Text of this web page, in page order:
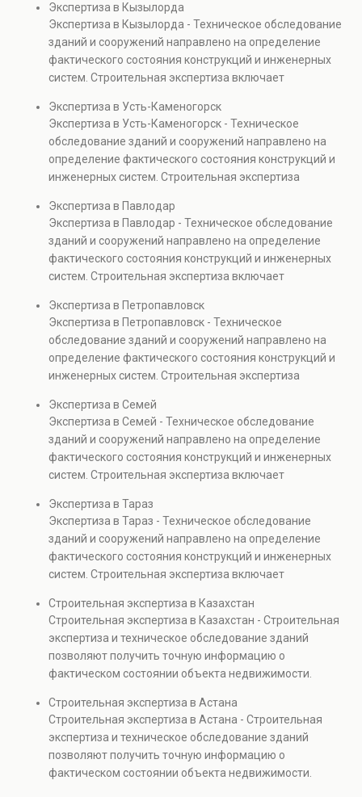
элементов и оценку эксплуатационной безопасности.
Услуга востребована при покупке недвижимости,
капитальном ремонте и реконструкции объектов, а
также при судебных разбирательствах и технических
проверках.
Экспертиза в Кызылорда
Экспертиза в Кызылорда - Техническое обследование
зданий и сооружений направлено на определение
фактического состояния конструкций и инженерных
систем. Строительная экспертиза включает
элементов и оценку эксплуатационной безопасности.
Услуга востребована при покупке недвижимости,
капитальном ремонте и реконструкции объектов, а
также при судебных разбирательствах и технических
проверках.
Экспертиза в Усть-Каменогорск
Экспертиза в Усть-Каменогорск - Техническое
обследование зданий и сооружений направлено на
определение фактического состояния конструкций и
инженерных систем. Строительная экспертиза
прочности элементов и оценку эксплуатационной
безопасности. Услуга востребована при покупке
недвижимости, капитальном ремонте и реконструкции
объектов, а также при судебных разбирательствах и
технических проверках.
Экспертиза в Павлодар
Экспертиза в Павлодар - Техническое обследование
зданий и сооружений направлено на определение
фактического состояния конструкций и инженерных
систем. Строительная экспертиза включает
элементов и оценку эксплуатационной безопасности.
Услуга востребована при покупке недвижимости,
капитальном ремонте и реконструкции объектов, а
также при судебных разбирательствах и технических
проверках.
Экспертиза в Петропавловск
Экспертиза в Петропавловск - Техническое
обследование зданий и сооружений направлено на
определение фактического состояния конструкций и
инженерных систем. Строительная экспертиза
прочности элементов и оценку эксплуатационной
безопасности. Услуга востребована при покупке
недвижимости, капитальном ремонте и реконструкции
объектов, а также при судебных разбирательствах и
технических проверках.
Экспертиза в Семей
Экспертиза в Семей - Техническое обследование
зданий и сооружений направлено на определение
фактического состояния конструкций и инженерных
систем. Строительная экспертиза включает
элементов и оценку эксплуатационной безопасности.
Услуга востребована при покупке недвижимости,
капитальном ремонте и реконструкции объектов, а
также при судебных разбирательствах и технических
проверках.
Экспертиза в Тараз
Экспертиза в Тараз - Техническое обследование
зданий и сооружений направлено на определение
фактического состояния конструкций и инженерных
систем. Строительная экспертиза включает
элементов и оценку эксплуатационной безопасности.
Услуга востребована при покупке недвижимости,
капитальном ремонте и реконструкции объектов, а
также при судебных разбирательствах и технических
проверках.
Строительная экспертиза в Казахстан
Строительная экспертиза в Казахстан - Строительная
экспертиза и техническое обследование зданий
позволяют получить точную информацию о
фактическом состоянии объекта недвижимости.
инженерных систем с выявлением скрытых дефектов
и нарушений. Услуга используется для проверки
качества строительства, подготовки к реконструкции,
оценки рисков и судебных разбирательств.
Результатом является официальное техническое
Строительная экспертиза в Астана
Строительная экспертиза в Астана - Строительная
экспертиза и техническое обследование зданий
позволяют получить точную информацию о
фактическом состоянии объекта недвижимости.